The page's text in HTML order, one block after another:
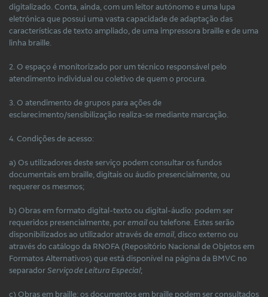
digitalizado. Conta, ainda, com um leitor autónomo e uma lupa
eletrónica que possui uma vasta capacidade de adaptação das
características de texto ampliado, de uma impressora braille e de uma
linha braille.
2. O espaço é monitorizado por um técnico responsável pelo
atendimento individual ou coletivo de quem o procura.
3. O atendimento de grupos para ações de
esclarecimento/sensibilização realiza-se mediante marcação.
4. Condições de acesso:
a) Os utilizadores deste serviço podem consultar os fundos
documentais em braille, digitais ou áudio presencialmente, ou
requerer os mesmos;
b) Obras em formato digital-texto ou digital-áudio: podem ser
requeridos presencialmente, poremailou telefone. Estes serão
disponibilizados ao utilizador através deemail, disco externo ou
através do catálogo da RNOFA (Repositório Nacional de Objetos em
Formatos Alternativos) que está disponível na página da BMVC no
separadorServiço de Leitura Especial;
c) Obras em braille: os documentos em braille podem ser consultados